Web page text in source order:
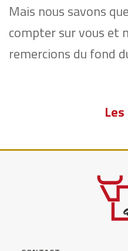
Mais nous savons
compter sur vous et
remercions du fond